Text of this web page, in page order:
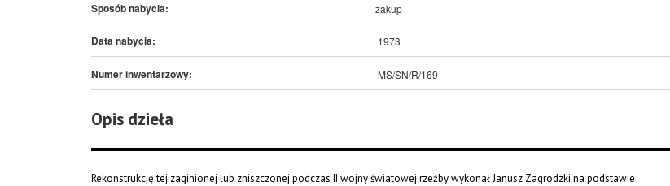
Sposób nabycia: zakup
Data nabycia: 1973
Numer inwentarzowy: MS/SN/R/169
Opis dzieła
Rekonstrukcję tej zaginionej lub zniszczonej podczas II wojny światowej rzeźby wykonał Janusz Zagrodzki na podstawie